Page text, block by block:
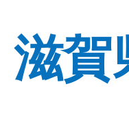
滋賀